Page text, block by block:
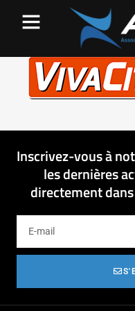
Inscrivez-vous à
les dernières
directement